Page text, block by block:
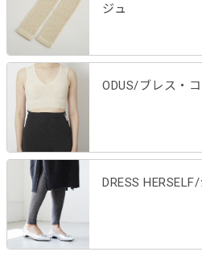
ジュ
ODUS/ブレス・
DRESS